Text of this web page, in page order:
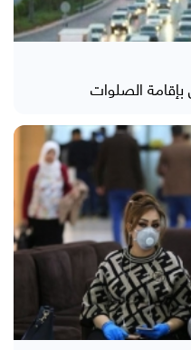
الصلوات